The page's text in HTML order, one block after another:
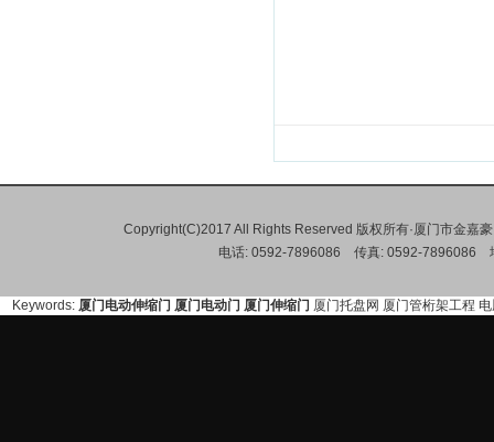
Copyright(C)2017 All Rights Reserved 版权所有·厦门市金嘉
电话: 0592-7896086 传真: 0592-7896086
Keywords: 厦门电动伸缩门 厦门电动门 厦门伸缩门 厦门托盘网 厦门管桁架工程